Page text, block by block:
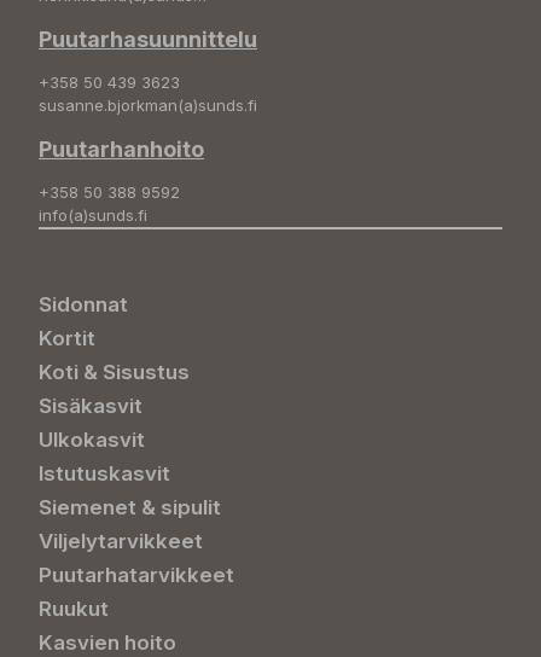
Puutarhasuunnittelu
+358 50 439 3623
susanne.bjorkman(a)sunds.fi
Puutarhanhoito
+358 50 388 9592
info(a)sunds.fi
Sidonnat
Kortit
Koti & Sisustus
Sisäkasvit
Ulkokasvit
Istutuskasvit
Siemenet & sipulit
Viljelytarvikkeet
Puutarhatarvikkeet
Ruukut
Kasvien hoito